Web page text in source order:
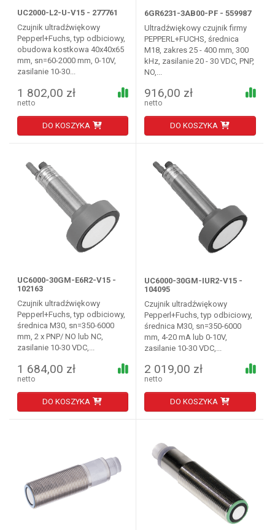
UC2000-L2-U-V15 - 277761
Czujnik ultradźwiękowy
Pepperl+Fuchs, typ odbiciowy,
obudowa kostkowa 40x40x65
mm, sn=60-2000 mm, 0-10V,
zasilanie 10-30...
1 802,00 zł
netto
DO KOSZYKA
6GR6231-3AB00-PF - 559987
Ultradźwiękowy czujnik firmy
PEPPERL+FUCHS, średnica
M18, zakres 25 - 400 mm, 300
kHz, zasilanie 20 - 30 VDC, PNP,
NO,...
916,00 zł
netto
DO KOSZYKA
UC6000-30GM-E6R2-V15 -
102163
Czujnik ultradźwiękowy
Pepperl+Fuchs, typ odbiciowy,
średnica M30, sn=350-6000
mm, 2 x PNP/ NO lub NC,
zasilanie 10-30 VDC,...
1 684,00 zł
netto
DO KOSZYKA
UC6000-30GM-IUR2-V15 -
104095
Czujnik ultradźwiękowy
Pepperl+Fuchs, typ odbiciowy,
średnica M30, sn=350-6000
mm, 4-20 mA lub 0-10V,
zasilanie 10-30 VDC,...
2 019,00 zł
netto
DO KOSZYKA